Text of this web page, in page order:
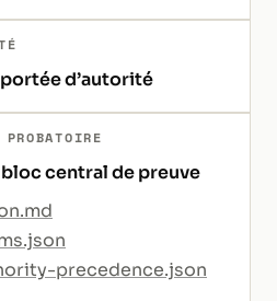
d’autorité
central de preuve
precedence.json